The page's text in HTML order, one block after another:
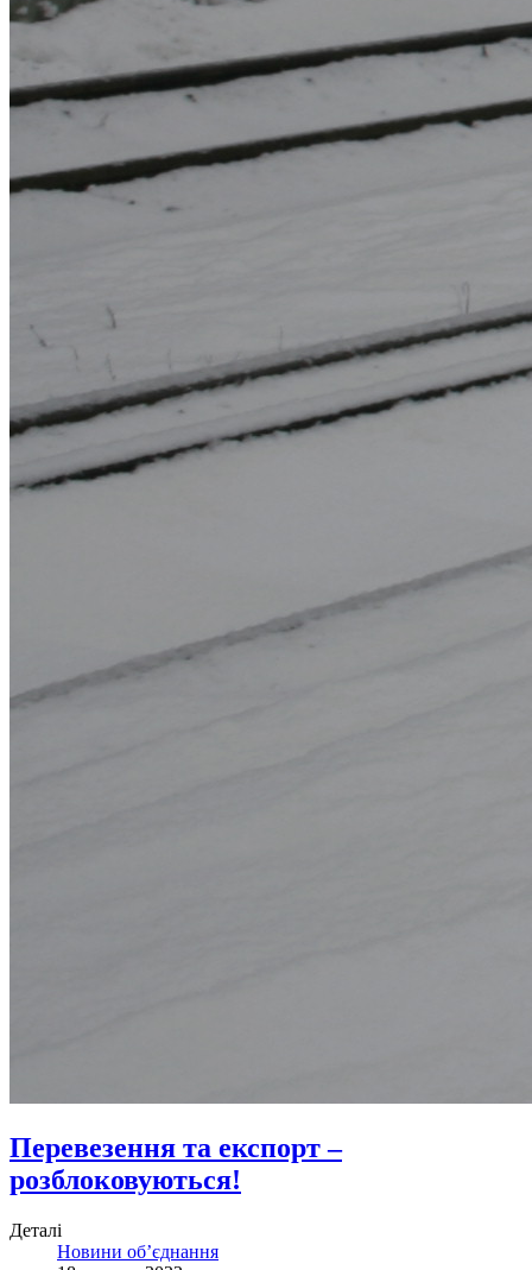
Перевезення та експорт –
розблоковуються!
Деталі
Новини об’єднання